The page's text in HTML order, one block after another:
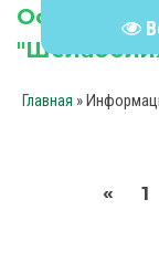
Главная »
« 1